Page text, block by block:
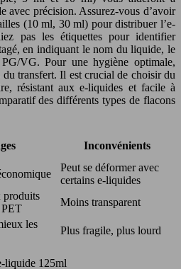
avec précision. Assurez-vous d’avoir
(10 ml, 30 ml) pour distribuer l’e-
pas les étiquettes pour identifier
en indiquant le nom du liquide, le
VG. Pour une hygiène optimale,
du transfert. Il est crucial de choisir du
résistant aux e-liquides et facile à
des différents types de flacons
Inconvénients
Peut se déformer avec
certains e-liquides
produits
PET
Moins transparent
les
Plus fragile, plus lourd